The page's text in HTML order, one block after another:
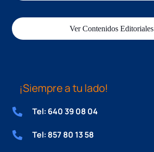
Ver Contenidos Editoriales
¡Siempre a tu lado!
Tel: 640 39 08 04
Tel: 857 80 13 58